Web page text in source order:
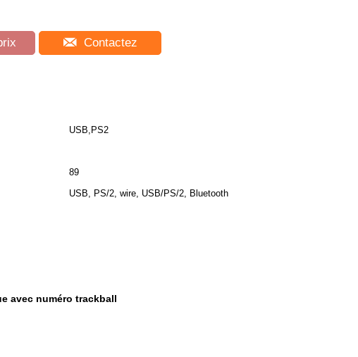
Contactez
USB,PS2
89
USB, PS/2, wire, USB/PS/2, Bluetooth
avec numéro trackball